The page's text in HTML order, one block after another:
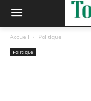
Accueil Politique
Politique